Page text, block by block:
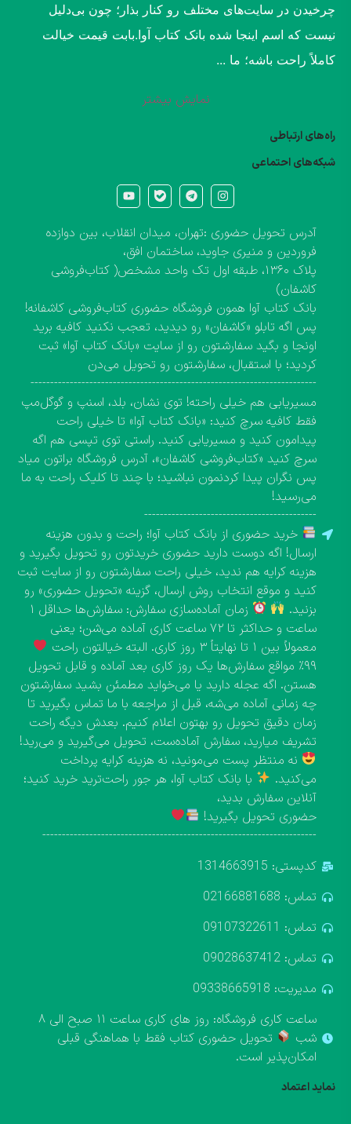
چرخیدن در سایت‌های مختلف رو کنار بذار؛ چون بی‌دلیل
نیست که اسم اینجا شده بانک کتاب آوا.​بابت قیمت خیالت
کاملاً راحت باشه؛ ما ...
نمایش بیشتر
راه‌های ارتباطی
شبکه‌های احتماعی
آدرس تحویل حضوری :تهران، میدان انقلاب، بین دوازده
فروردین و منیری جاوید، ساختمان افق،
پلاک ۱۳۶۰، طبقه اول تک واحد مشخص( کتاب‌فروشی
کاشفان)
بانک کتاب آوا همون فروشگاه حضوری کتاب‌فروشی کاشفانه!
پس اگه تابلو «کاشفان» رو دیدید، تعجب نکنید کافیه برید
اونجا و بگید سفارشتون رو از سایت «بانک کتاب آوا» ثبت
کردید؛ با استقبال، سفارشتون رو تحویل می‌دن
-------------------------------------------------------------------------
مسیریابی هم خیلی راحته! توی نشان، بلد، اسنپ و گوگل‌مپ
فقط کافیه سرچ کنید: «بانک کتاب آوا» تا خیلی راحت
پیدامون کنید و مسیریابی کنید. راستی توی تپسی هم اگه
سرچ کنید «کتاب‌فروشی کاشفان»، آدرس فروشگاه براتون میاد
پس نگران پیدا کردنمون نباشید؛ با چند تا کلیک راحت به ما
می‌رسید!
--------------------------------------------
خرید حضوری از بانک کتاب آوا؛ راحت و بدون هزینه
ارسال! اگه دوست دارید حضوری خریدتون رو تحویل بگیرید و
هزینه کرایه هم ندید، خیلی راحت سفارشتون رو از سایت ثبت
کنید و موقع انتخاب روش ارسال، گزینه «تحویل حضوری» رو
بزنید.
زمان آماده‌سازی سفارش: سفارش‌ها حداقل ۱
ساعت و حداکثر تا ۷۲ ساعت کاری آماده می‌شن؛ یعنی
معمولاً بین ۱ تا نهایتاً ۳ روز کاری. البته خیالتون راحت
۹۹٪ مواقع سفارش‌ها یک روز کاری بعد آماده و قابل تحویل
هستن. اگه عجله دارید یا می‌خواید مطمئن بشید سفارشتون
چه زمانی آماده می‌شه، قبل از مراجعه با ما تماس بگیرید تا
زمان دقیق تحویل رو بهتون اعلام کنیم. بعدش دیگه راحت
تشریف میارید، سفارش آماده‌ست، تحویل می‌گیرید و می‌رید!
نه منتظر پست می‌مونید، نه هزینه کرایه پرداخت
می‌کنید.
با بانک کتاب آوا، هر جور راحت‌ترید خرید کنید؛
آنلاین سفارش بدید،
حضوری تحویل بگیرید!
----------------------------------------------------------------------
کدپستی: 1314663915
تماس: 02166881688
تماس: 09107322611
تماس: 09028637412
مدیریت: 09338665918
ساعت کاری فروشگاه: روز های کاری ساعت ۱۱ صبح الی ۸
شب
تحویل حضوری کتاب فقط با هماهنگی قبلی
امکان‌پذیر است.
نماید اعتماد